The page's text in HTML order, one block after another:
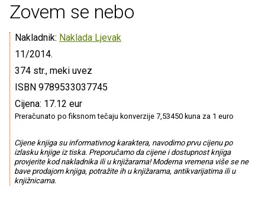
Zovem se nebo
Nakladnik: Naklada Ljevak
11/2014.
374 str., meki uvez
ISBN 9789533037745
Cijena: 17.12 eur
Preračunato po fiksnom tečaju konverzije 7,53450 kuna za 1 euro
Cijene knjiga su informativnog karaktera, navodimo prvu cijenu po
izlasku knjige iz tiska. Preporučamo da cijene i dostupnost knjiga
provjerite kod nakladnika ili u knjižarama! Moderna vremena više se ne
bave prodajom knjiga, potražite ih u knjižarama, antikvarijatima ili u
knjižnicama.